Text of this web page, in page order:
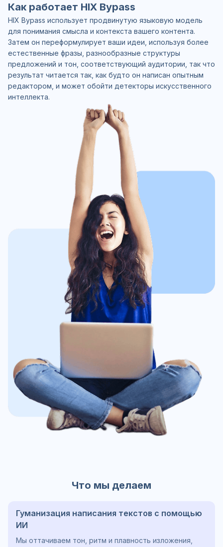
Как работает HIX Bypass
HIX Bypass использует продвинутую языковую модель
для понимания смысла и контекста вашего контента.
Затем он переформулирует ваши идеи, используя более
естественные фразы, разнообразные структуры
предложений и тон, соответствующий аудитории, так что
результат читается так, как будто он написан опытным
редактором, и может обойти детекторы искусственного
интеллекта.
Что мы делаем
Гуманизация написания текстов с помощью
ИИ
Мы оттачиваем тон, ритм и плавность изложения,